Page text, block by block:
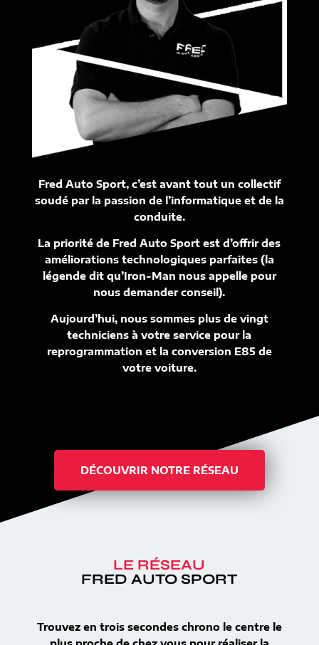
Fred Auto Sport, c’est avant tout un collectif
soudé par la passion de l’informatique et de la
conduite.
La priorité de Fred Auto Sport est d’offrir des
améliorations technologiques parfaites (la
légende dit qu’Iron-Man nous appelle pour
nous demander conseil).
Aujourd’hui, nous sommes plus de vingt
techniciens à votre service pour la
reprogrammation et la conversion E85 de
votre voiture.
DÉCOUVRIR NOTRE RÉSEAU
LE RÉSEAU
FRED AUTO SPORT
Trouvez en trois secondes chrono le centre le